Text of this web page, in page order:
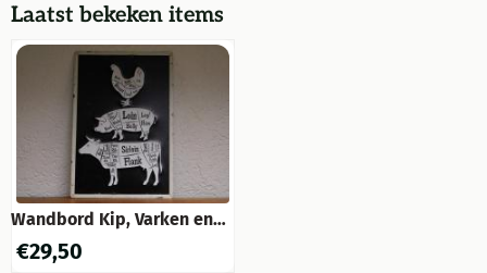
Laatst bekeken items
Wandbord Kip, Varken en
Koe - Metaal - Butchers
'Guide
€29,50